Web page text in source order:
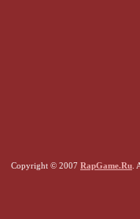
Copyright © 2007 RapGame.Ru